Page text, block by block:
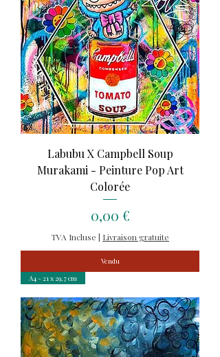
Labubu X Campbell Soup
Murakami - Peinture Pop Art
Colorée
Prix
0,00 €
TVA Incluse | Livraison gratuite
Vendu
A4 - 21 x 29,7 cm